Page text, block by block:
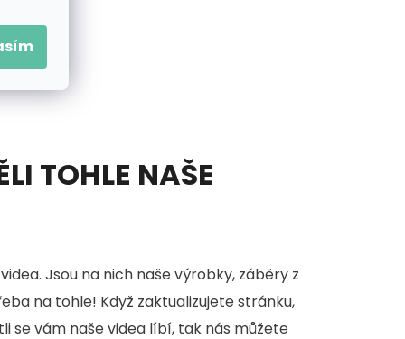
TOHLE NAŠE
Jsou na nich naše výrobky, záběry z
na tohle! Když zaktualizujete stránku,
se vám naše videa líbí, tak nás můžete